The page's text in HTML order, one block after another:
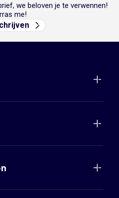
we beloven je te verwennen!
me!